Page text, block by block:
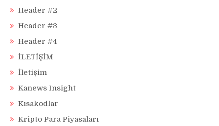
Header #2
Header #3
Header #4
İLETİŞİM
İletişim
Kanews Insight
Kısakodlar
Kripto Para Piyasaları